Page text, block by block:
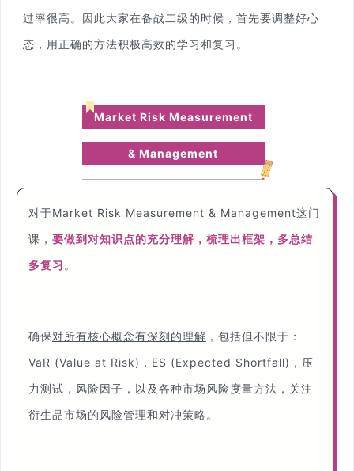
过率很高。因此大家在备战二级的时候，首先要调整好心
态，用正确的方法积极高效的学习和复习。
Market Risk Measurement
& Management
对于Market Risk Measurement & Management这门
课， 要做到对知识点的充分理解，梳理出框架，多总结
多复习 。
确保对所有核心概念有深刻的理解 ，包括但不限于：
VaR (Value at Risk)，ES (Expected Shortfall)，压
力测试，风险因子，以及各种市场风险度量方法，关注
衍生品市场的风险管理和对冲策略。